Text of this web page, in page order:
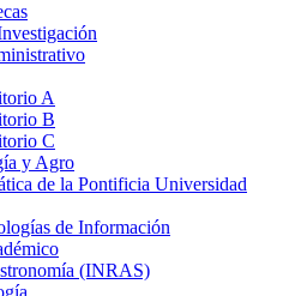
A
B
C
y Agro
de la Pontificia Universidad
de Información
(INRAS)